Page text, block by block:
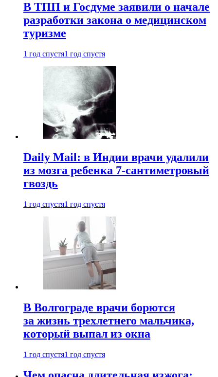
В ТПП и Госдуме заявили о начале
разработки закона о медицинском
туризме
1 год спустя1 год спустя
Daily Mail: в Индии врачи удалили
из мозга ребенка 7-сантиметровый
гвоздь
1 год спустя1 год спустя
В Волгограде врачи борются
за жизнь трехлетнего мальчика,
который выпал из окна
1 год спустя1 год спустя